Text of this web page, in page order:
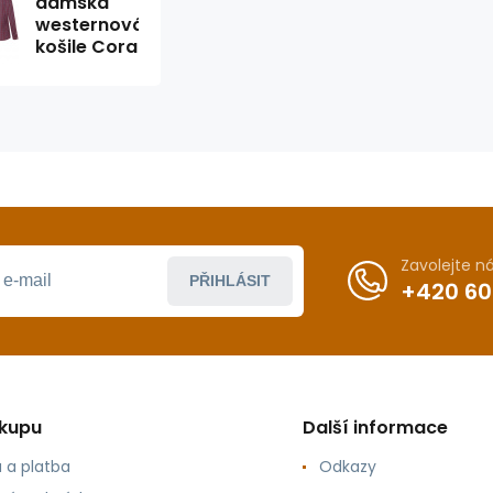
westernová
košile Cora
PŘIHLÁSIT
Zavolejte
+420
a platba
Další informace
Odkazy